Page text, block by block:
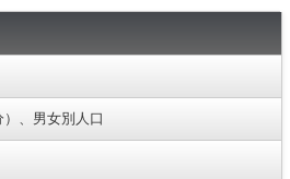
、男女別人口